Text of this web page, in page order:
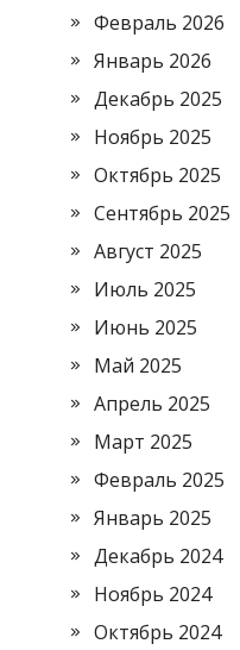
Февраль 2026
Январь 2026
Декабрь 2025
Ноябрь 2025
Октябрь 2025
Сентябрь 2025
Август 2025
Июль 2025
Июнь 2025
Май 2025
Апрель 2025
Март 2025
Февраль 2025
Январь 2025
Декабрь 2024
Ноябрь 2024
Октябрь 2024